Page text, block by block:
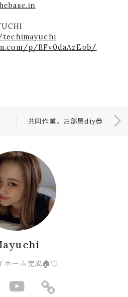
p/BFv0daAzEob/
共同作業。お部屋diy😎
ホーム完成🏠♡
http://https://